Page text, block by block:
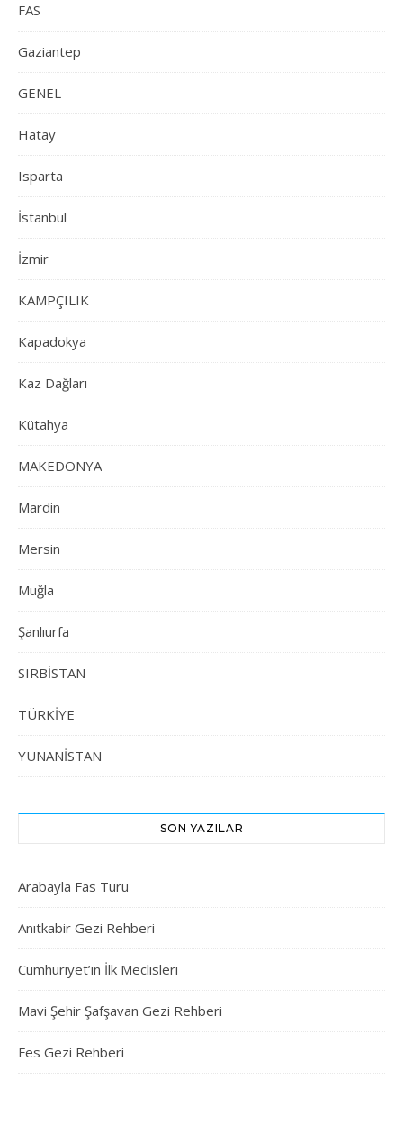
FAS
Gaziantep
GENEL
Hatay
Isparta
İstanbul
İzmir
KAMPÇILIK
Kapadokya
Kaz Dağları
Kütahya
MAKEDONYA
Mardin
Mersin
Muğla
Şanlıurfa
SIRBİSTAN
TÜRKİYE
YUNANİSTAN
SON YAZILAR
Arabayla Fas Turu
Anıtkabir Gezi Rehberi
Cumhuriyet’in İlk Meclisleri
Mavi Şehir Şafşavan Gezi Rehberi
Fes Gezi Rehberi